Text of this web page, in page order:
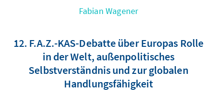
Fabian Wagener
12. F.A.Z.-KAS-Debatte über Europas Rolle
in der Welt, außenpolitisches
Selbstverständnis und zur globalen
Handlungsfähigkeit